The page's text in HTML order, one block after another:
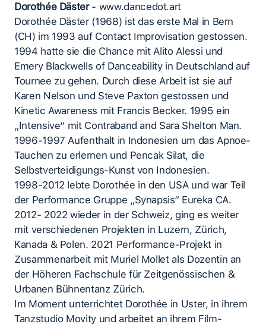
Dorothée Däster- www.dancedot.art
Dorothée Däster (1968) ist das erste Mal in Bern
(CH) im 1993 auf Contact Improvisation gestossen.
1994 hatte sie die Chance mit Alito Alessi und
Emery Blackwells of Danceability in Deutschland auf
Tournee zu gehen. Durch diese Arbeit ist sie auf
Karen Nelson und Steve Paxton gestossen und
Kinetic Awareness mit Francis Becker. 1995 ein
„Intensive“ mit Contraband and Sara Shelton Man.
1996-1997 Aufenthalt in Indonesien um das Apnoe-
Tauchen zu erlernen und Pencak Silat, die
Selbstverteidigungs-Kunst von Indonesien.
1998-2012 lebte Dorothée in den USA und war Teil
der Performance Gruppe „Synapsis“ Eureka CA.
2012- 2022 wieder in der Schweiz, ging es weiter
mit verschiedenen Projekten in Luzern, Zürich,
Kanada & Polen. 2021 Performance-Projekt in
Zusammenarbeit mit Muriel Mollet als Dozentin an
der Höheren Fachschule für Zeitgenössischen &
Urbanen Bühnentanz Zürich.
Im Moment unterrichtet Dorothée in Uster, in ihrem
Tanzstudio Movity und arbeitet an ihrem Film-